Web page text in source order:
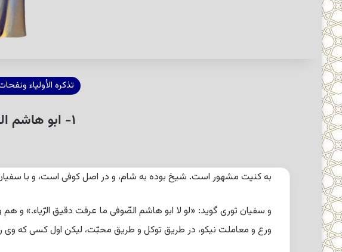
تذكره الأولياء
۱- ابو هاشم الصّوفى، قدّس اللّه سرّه‏(نفحات الانس)
به کنیت مشهور است. شیخ بوده به شام، و در اصل کوفى است، و با
و سفیان ثورى گوید: «لو لا ابو هاشم الصّوفى ما عرفت دقیق الرّیاء.»
ورع و معاملت نیکو، در طریق توکل و طریق محبّت، لیکن اول کسى که وى